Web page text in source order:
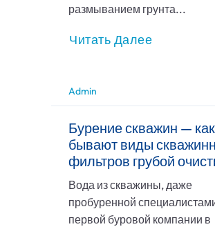
размыванием грунта...
Читать Далее
Admin
Бурение скважин —
бывают виды
фильтров грубой
Вода из скважины, даже
пробуренной
первой буровой компании в